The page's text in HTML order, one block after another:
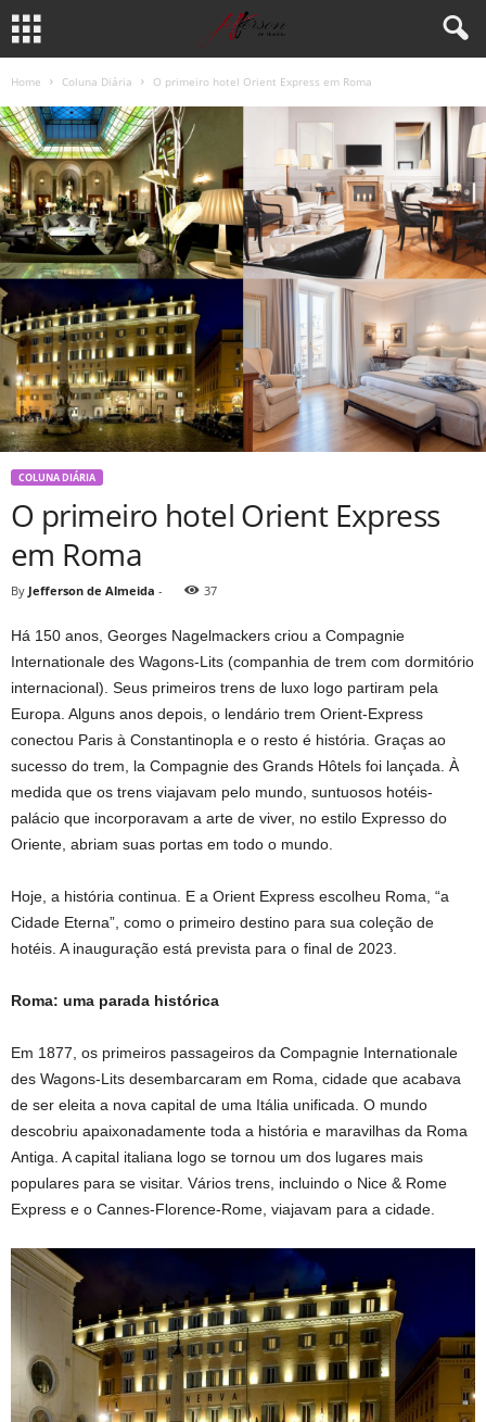
Home Coluna Diária O primeiro hotel Orient Express em Roma
COLUNA DIÁRIA
O primeiro hotel Orient Express
em Roma
By Jefferson de Almeida - 37
Há 150 anos, Georges Nagelmackers criou a Compagnie
Internationale des Wagons-Lits (companhia de trem com dormitório
internacional). Seus primeiros trens de luxo logo partiram pela
Europa. Alguns anos depois, o lendário trem Orient-Express
conectou Paris à Constantinopla e o resto é história. Graças ao
sucesso do trem, la Compagnie des Grands Hôtels foi lançada. À
medida que os trens viajavam pelo mundo, suntuosos hotéis-
palácio que incorporavam a arte de viver, no estilo Expresso do
Oriente, abriam suas portas em todo o mundo.
Hoje, a história continua. E a Orient Express escolheu Roma, “a
Cidade Eterna”, como o primeiro destino para sua coleção de
hotéis. A inauguração está prevista para o final de 2023.
Roma: uma parada histórica
Em 1877, os primeiros passageiros da Compagnie Internationale
des Wagons-Lits desembarcaram em Roma, cidade que acabava
de ser eleita a nova capital de uma Itália unificada. O mundo
descobriu apaixonadamente toda a história e maravilhas da Roma
Antiga. A capital italiana logo se tornou um dos lugares mais
populares para se visitar. Vários trens, incluindo o Nice & Rome
Express e o Cannes-Florence-Rome, viajavam para a cidade.